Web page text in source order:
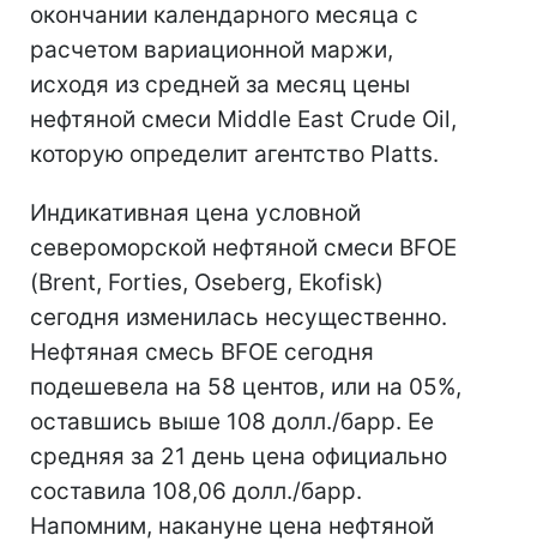
окончании календарного месяца с
расчетом вариационной маржи,
исходя из средней за месяц цены
нефтяной смеси Middle East Crude Oil,
которую определит агентство Platts.
Индикативная цена условной
североморской нефтяной смеси BFOE
(Brent, Forties, Oseberg, Ekofisk)
сегодня изменилась несущественно.
Нефтяная смесь BFOE сегодня
подешевела на 58 центов, или на 05%,
оставшись выше 108 долл./барр. Ее
средняя за 21 день цена официально
составила 108,06 долл./барр.
Напомним, накануне цена нефтяной